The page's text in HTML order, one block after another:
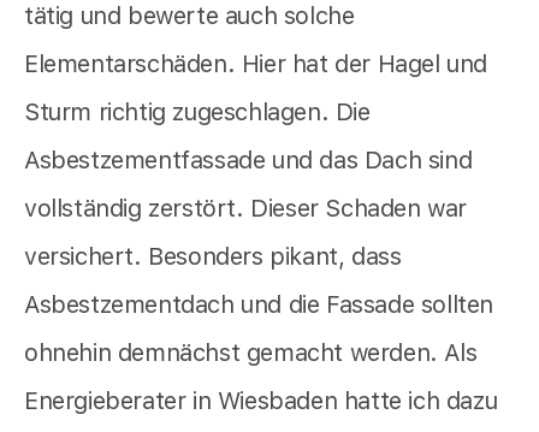
tätig und bewerte auch solche
Elementarschäden. Hier hat der Hagel und
Sturm richtig zugeschlagen. Die
Asbestzementfassade und das Dach sind
vollständig zerstört. Dieser Schaden war
versichert. Besonders pikant, dass
Asbestzementdach und die Fassade sollten
ohnehin demnächst gemacht werden. Als
Energieberater in Wiesbaden hatte ich dazu